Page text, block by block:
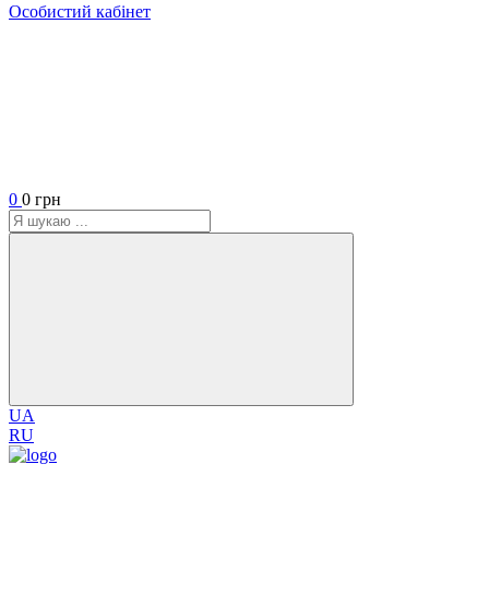
Особистий кабінет
0 0 грн
UA
RU